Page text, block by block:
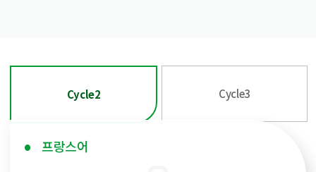
Cycle2 Cycle3
프랑스어